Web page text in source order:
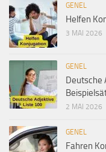
GENEL
Helfen
3 MAI 2026
GENEL
Deutsche
2 MAI 2026
GENEL
Fahren